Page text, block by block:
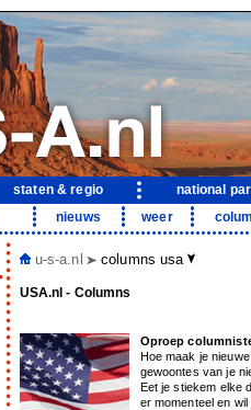
staten & regio
national
nieuws weer
u-s-a.nl columns usa
USA.nl - Columns
Oproep
Hoe maak je
gewoontes van je
Eet je stiekem elke
er momenteel en